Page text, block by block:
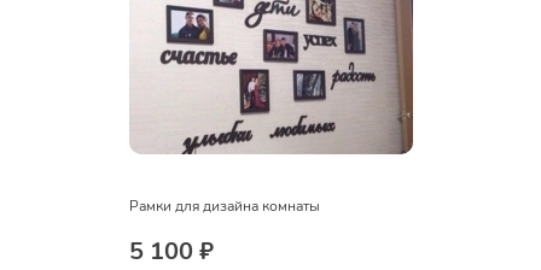
Рамки для дизайна комнаты
5 100 ₽